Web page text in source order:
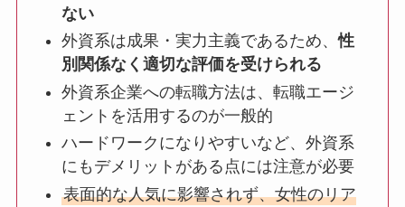
ない
外資系は成果・実力主義であるため、性
別関係なく適切な評価を受けられる
外資系企業への転職方法は、転職エージ
ェントを活用するのが一般的
ハードワークになりやすいなど、外資系
にもデメリットがある点には注意が必要
表面的な人気に影響されず、女性のリア